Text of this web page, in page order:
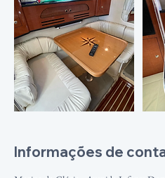
Informações de